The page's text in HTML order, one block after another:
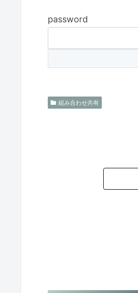
password
組み合わせ共有